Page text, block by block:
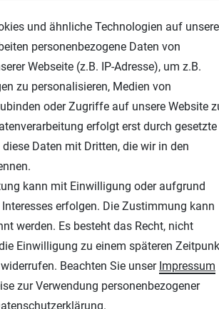
Shops:
Kompressoren, Airbrushfarben
Siebdruck und Plotterfolien
Garten - Tierbedarf
und ähnliche Technologien auf
personenbezogene Daten von
Webseite (z.B. IP-Adresse), um z.B.
zu personalisieren, Medien von
oder Zugriffe auf unsere Website
erfolgt erst durch gesetzte
Daten mit Dritten, die wir in den
kann mit Einwilligung oder aufgrund
erfolgen. Die Zustimmung kann
werden. Es besteht das Recht, nicht
Einwilligung zu einem späteren
Beachten Sie unser Impressum
zur Verwendung personenbezogener
.